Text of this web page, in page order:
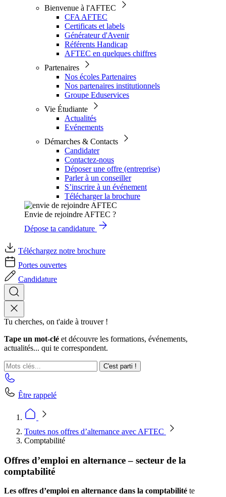
Bienvenue à l'AFTEC
CFA AFTEC
Certificats et labels
Générateur d'Avenir
Référents Handicap
AFTEC en quelques chiffres
Partenaires
Nos écoles Partenaires
Nos partenaires institutionnels
Groupe Eduservices
Vie Étudiante
Actualités
Evénements
Démarches & Contacts
Candidater
Contactez-nous
Déposer une offre (entreprise)
Parler à un conseiller
S’inscrire à un événement
Télécharger la brochure
Envie de rejoindre AFTEC ?
Dépose ta candidature
Téléchargez notre brochure
Portes ouvertes
Candidature
Tu cherches, on t'aide à trouver !
Tape un mot-clé et découvre les formations, événements,
actualités... qui te correspondent.
C'est parti !
Être rappelé
Toutes nos offres d’alternance avec AFTEC
Comptabilité
Offres d’emploi en alternance – secteur de la
comptabilité
Les offres d’emploi en alternance dans la comptabilité te